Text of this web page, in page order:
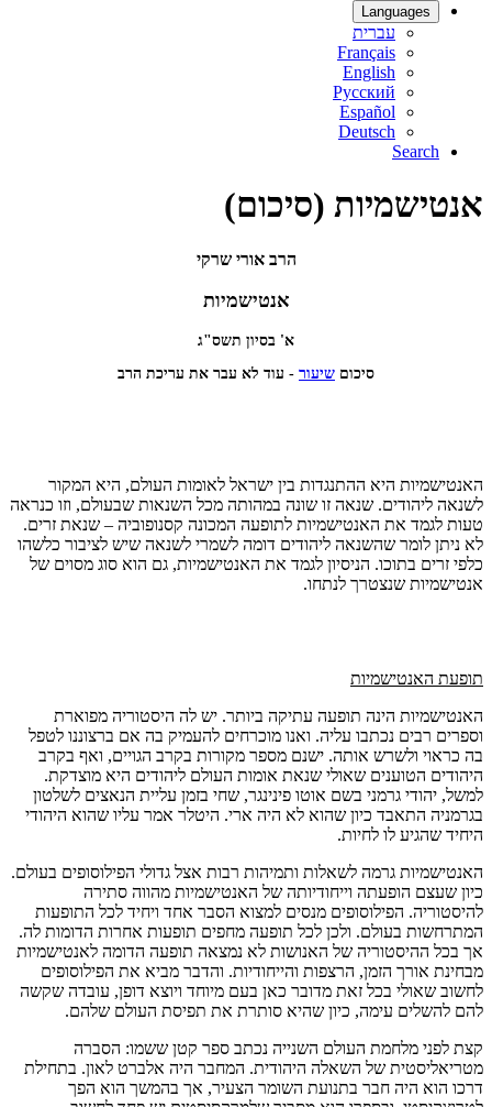
Languages
עברית
Français
English
Русский
Español
Deutsch
Search
אנטישמיות (סיכום)
הרב אורי שרקי
אנטישמיות
א' בסיון תשס"ג
סיכום שיעור - עוד לא עבר את עריכת הרב
האנטישמיות היא ההתנגדות בין ישראל לאומות העולם, היא המקור
לשנאה ליהודים. שנאה זו שונה במהותה מכל השנאות שבעולם, וזו כנראה
טעות לגמד את האנטישמיות לתופעה המכונה קסנופוביה – שנאת זרים.
לא ניתן לומר שהשנאה ליהודים דומה לשמרי לשנאה שיש לציבור כלשהו
כלפי זרים בתוכו. הניסיון לגמד את האנטישמיות, גם הוא סוג מסוים של
אנטישמיות שנצטרך לנתחו.
תופעת האנטישמיות
האנטישמיות הינה תופעה עתיקה ביותר. יש לה היסטוריה מפוארת
וספרים רבים נכתבו עליה. ואנו מוכרחים להעמיק בה אם ברצוננו לטפל
בה כראוי ולשרש אותה. ישנם מספר מקורות בקרב הגויים, ואף בקרב
היהודים הטוענים שאולי שנאת אומות העולם ליהודים היא מוצדקת.
למשל, יהודי גרמני בשם אוטו פינינגר, שחי בזמן עליית הנאצים לשלטון
בגרמניה התאבד כיון שהוא לא היה ארי. היטלר אמר עליו שהוא היהודי
היחיד שהגיע לו לחיות.
האנטישמיות גרמה לשאלות ותמיהות רבות אצל גדולי הפילוסופים בעולם.
כיון שעצם הופעתה וייחודיותה של האנטישמיות מהווה סתירה
להיסטוריה. הפילוסופים מנסים למצוא הסבר אחד ויחיד לכל התופעות
המתרחשות בעולם. ולכן לכל תופעה מחפים תופעות אחרות הדומות לה.
אך בכל ההיסטוריה של האנושות לא נמצאה תופעה הדומה לאנטישמיות
מבחינת אורך הזמן, הרצפות והייחודיות. והדבר מביא את הפילוסופים
לחשוב שאולי בכל זאת מדובר כאן בעם מיוחד ויוצא דופן, עובדה שקשה
להם להשלים עימה, כיון שהיא סותרת את תפיסת העולם שלהם.
קצת לפני מלחמת העולם השנייה נכתב ספר קטן ששמו: הסברה
מטריאליסטית של השאלה היהודית. המחבר היה אלברט לאון. בתחילת
דרכו הוא היה חבר בתנועת השומר הצעיר, אך בהמשך הוא הפך